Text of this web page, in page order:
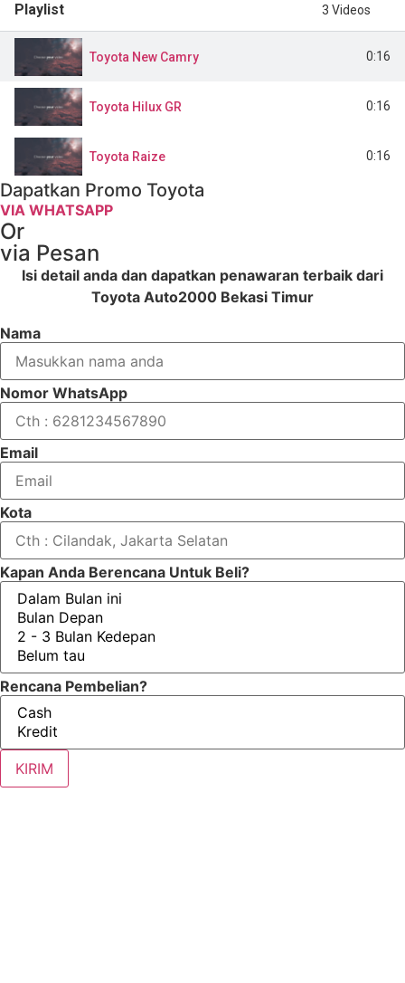
Playlist 3 Videos
Toyota New Camry 0:16
Toyota Hilux GR 0:16
Toyota Raize 0:16
Dapatkan Promo Toyota
VIA WHATSAPP
Or
via Pesan
Isi detail anda dan dapatkan penawaran terbaik dari
Toyota Auto2000 Bekasi Timur
Nama
Nomor WhatsApp
Email
Kota
Kapan Anda Berencana Untuk Beli?
Rencana Pembelian?
KIRIM